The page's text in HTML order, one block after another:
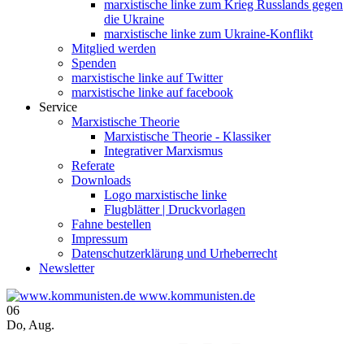
marxistische linke zum Krieg Russlands gegen
die Ukraine
marxistische linke zum Ukraine-Konflikt
Mitglied werden
Spenden
marxistische linke auf Twitter
marxistische linke auf facebook
Service
Marxistische Theorie
Marxistische Theorie - Klassiker
Integrativer Marxismus
Referate
Downloads
Logo marxistische linke
Flugblätter | Druckvorlagen
Fahne bestellen
Impressum
Datenschutzerklärung und Urheberrecht
Newsletter
www.kommunisten.de
06
Do, Aug.